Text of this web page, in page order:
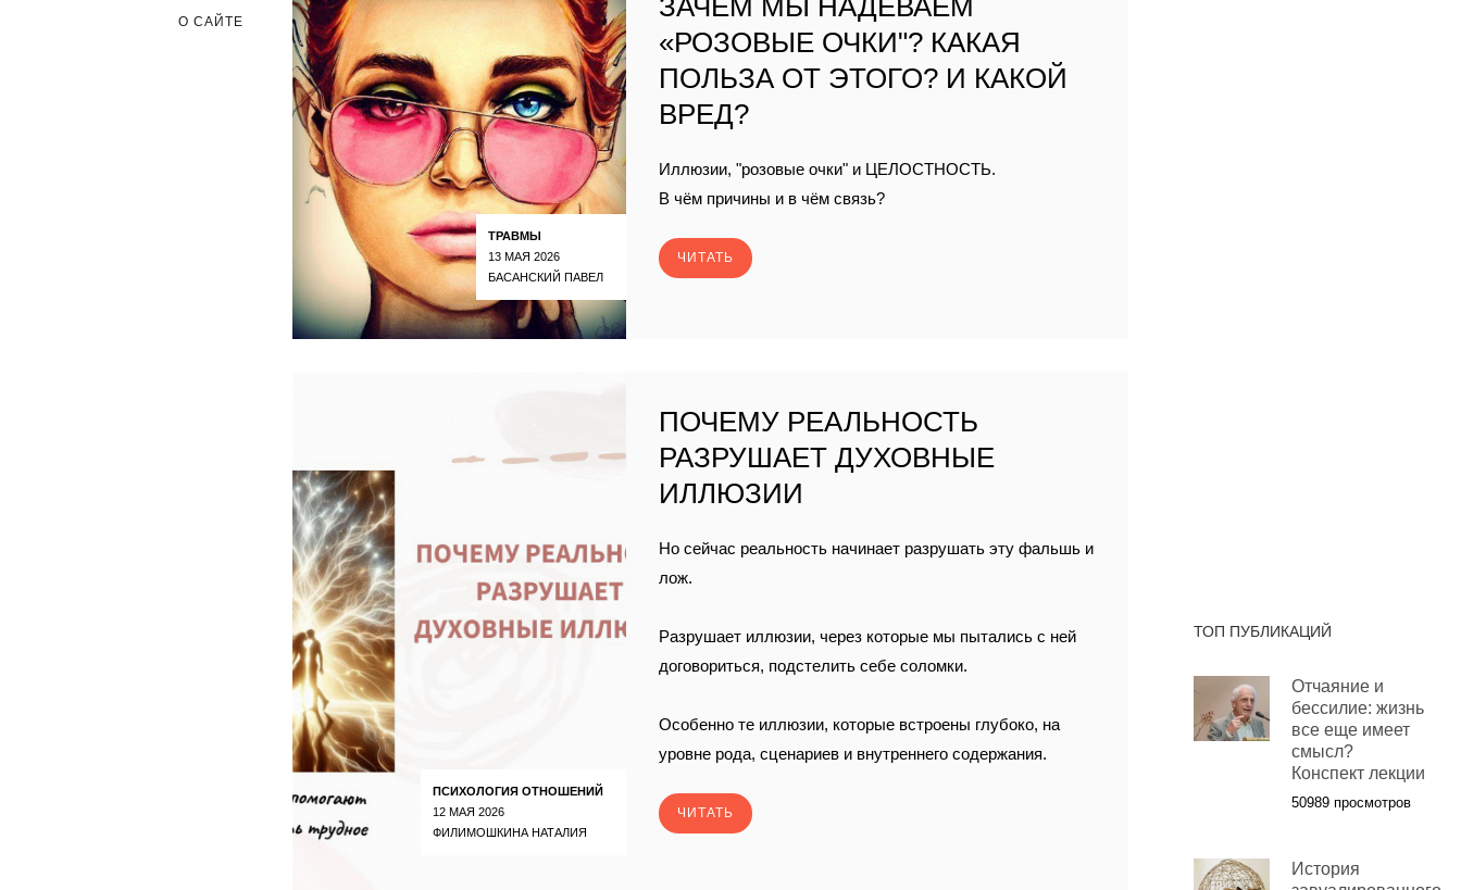
О САЙТЕ
ТРАВМЫ
13 МАЯ 2026
БАСАНСКИЙ ПАВЕЛ
ЗАЧЕМ МЫ НАДЕВАЕМ
«РОЗОВЫЕ ОЧКИ"? КАКАЯ
ПОЛЬЗА ОТ ЭТОГО? И КАКОЙ
ВРЕД?
Иллюзии, "розовые очки" и ЦЕЛОСТНОСТЬ.
В чём причины и в чём связь?
ЧИТАТЬ
ПСИХОЛОГИЯ ОТНОШЕНИЙ
12 МАЯ 2026
ФИЛИМОШКИНА НАТАЛИЯ
ПОЧЕМУ РЕАЛЬНОСТЬ
РАЗРУШАЕТ ДУХОВНЫЕ
ИЛЛЮЗИИ
Но сейчас реальность начинает разрушать эту фальшь и
лож.
Разрушает иллюзии, через которые мы пытались с ней
договориться, подстелить себе соломки.
Особенно те иллюзии, которые встроены глубоко, на
уровне рода, сценариев и внутреннего содержания.
ЧИТАТЬ
ТОП ПУБЛИКАЦИЙ
Отчаяние и
бессилие: жизнь
все еще имеет
смысл?
Конспект лекции
50989 просмотров
История